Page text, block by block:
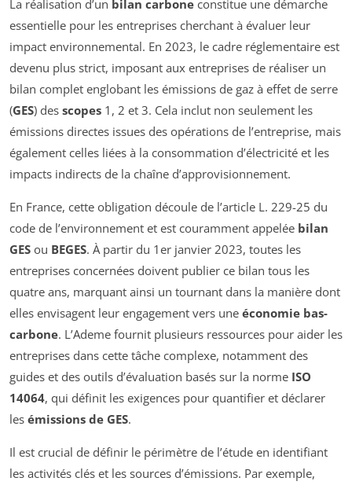
La réalisation d’un bilan carbone constitue une démarche
essentielle pour les entreprises cherchant à évaluer leur
impact environnemental. En 2023, le cadre réglementaire est
devenu plus strict, imposant aux entreprises de réaliser un
bilan complet englobant les émissions de gaz à effet de serre
(GES) des scopes 1, 2 et 3. Cela inclut non seulement les
émissions directes issues des opérations de l’entreprise, mais
également celles liées à la consommation d’électricité et les
impacts indirects de la chaîne d’approvisionnement.
En France, cette obligation découle de l’article L. 229-25 du
code de l’environnement et est couramment appelée bilan
GES ou BEGES. À partir du 1er janvier 2023, toutes les
entreprises concernées doivent publier ce bilan tous les
quatre ans, marquant ainsi un tournant dans la manière dont
elles envisagent leur engagement vers une économie bas-
carbone. L’Ademe fournit plusieurs ressources pour aider les
entreprises dans cette tâche complexe, notamment des
guides et des outils d’évaluation basés sur la norme ISO
14064, qui définit les exigences pour quantifier et déclarer
les émissions de GES.
Il est crucial de définir le périmètre de l’étude en identifiant
les activités clés et les sources d’émissions. Par exemple,